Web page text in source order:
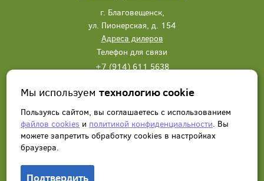
г. Благовещенск,
ул. Пионерская, д. 154
Адреса дилеров
Телефон для связи
+7 (914) 611 5638
Написать нам Заказать звонок
Мы используемтехнологию cookie
Пользуясь сайтом, вы соглашаетесь с использованием
файлов cookies и политикой конфиденциальности. Вы
можете запретить обработку сookies в настройках
браузера.
Подтвердить